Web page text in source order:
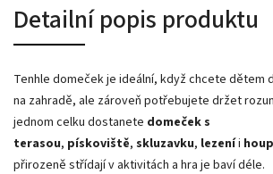
Detailní popis produktu
Tenhle domeček je ideální, když chcete dětem
na zahradě, ale zároveň potřebujete držet
jednom celku dostanete domeček s
terasou, pískoviště, skluzavku, lezeníi
přirozeně střídají v aktivitách a hra je baví déle.